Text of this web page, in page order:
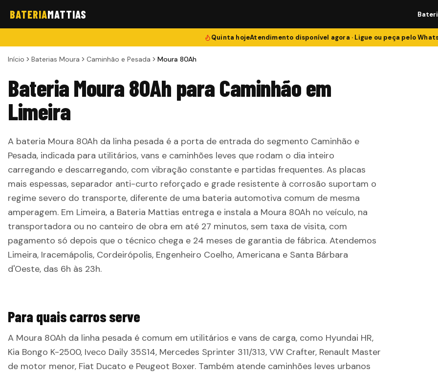
BATERIAMATTIAS
Quinta hojeAtendimento disponível agora · Ligue ou peça pelo
Início Baterias Moura Caminhão e Pesada Moura 80Ah
Bateria Moura 80Ah para Caminhão em
Limeira
A bateria Moura 80Ah da linha pesada é a porta de entrada do segmento Caminhão e
Pesada, indicada para utilitários, vans e caminhões leves que rodam o dia inteiro
carregando e descarregando, com vibração constante e partidas frequentes. As placas
mais espessas, separador anti-curto reforçado e grade resistente à corrosão suportam o
regime severo do transporte, diferente de uma bateria automotiva comum de mesma
amperagem. Em Limeira, a Bateria Mattias entrega e instala a Moura 80Ah no veículo, na
transportadora ou no canteiro de obra em até 27 minutos, sem taxa de visita, com
pagamento só depois que o técnico chega e 24 meses de garantia de fábrica. Atendemos
Limeira, Iracemápolis, Cordeirópolis, Engenheiro Coelho, Americana e Santa Bárbara
d'Oeste, das 6h às 23h.
Para quais carros serve
A Moura 80Ah da linha pesada é comum em utilitários e vans de carga, como Hyundai HR,
Kia Bongo K-2500, Iveco Daily 35S14, Mercedes Sprinter 311/313, VW Crafter, Renault Master
de motor menor, Fiat Ducato e Peugeot Boxer. Também atende caminhões leves urbanos